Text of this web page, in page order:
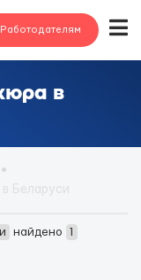
Работодателям
в
найдено
1